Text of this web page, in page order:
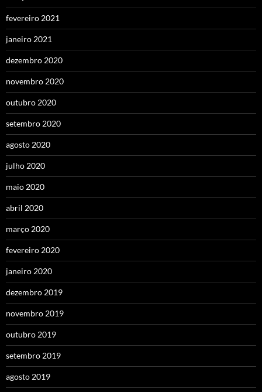
fevereiro 2021
janeiro 2021
dezembro 2020
novembro 2020
outubro 2020
setembro 2020
agosto 2020
julho 2020
maio 2020
abril 2020
março 2020
fevereiro 2020
janeiro 2020
dezembro 2019
novembro 2019
outubro 2019
setembro 2019
agosto 2019